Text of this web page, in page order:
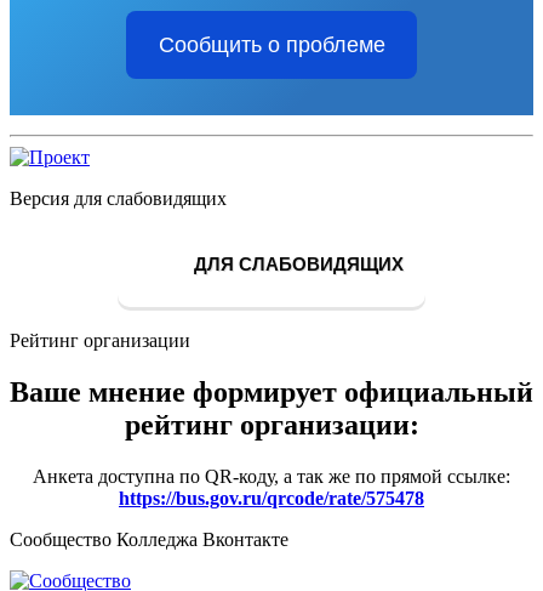
Сообщить о проблеме
Версия для слабовидящих
ДЛЯ СЛАБОВИДЯЩИХ
Рейтинг организации
Ваше мнение формирует официальный
рейтинг организации:
Анкета доступна по QR-коду, а так же по прямой ссылке:
https://bus.gov.ru/qrcode/rate/575478
Сообщество Колледжа Вконтакте